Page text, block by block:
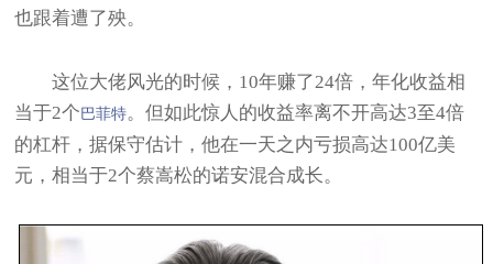
也跟着遭了殃。
这位大佬风光的时候，10年赚了24倍，年化收益相
当于2个 巴菲特。但如此惊人的收益率离不开高达3至4倍
的杠杆，据保守估计，他在一天之内亏损高达100亿美
元，相当于2个蔡嵩松的诺安混合成长。